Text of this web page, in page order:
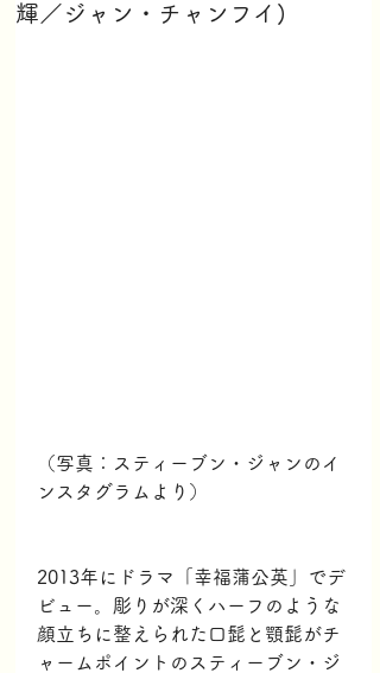
輝／ジャン・チャンフイ)
（写真：スティーブン・ジャンのイ
ンスタグラムより）
2013年にドラマ「幸福蒲公英」でデ
ビュー。彫りが深くハーフのような
顔立ちに整えられた口髭と顎髭がチ
ャームポイントのスティーブン・ジ